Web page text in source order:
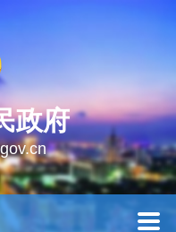
政府